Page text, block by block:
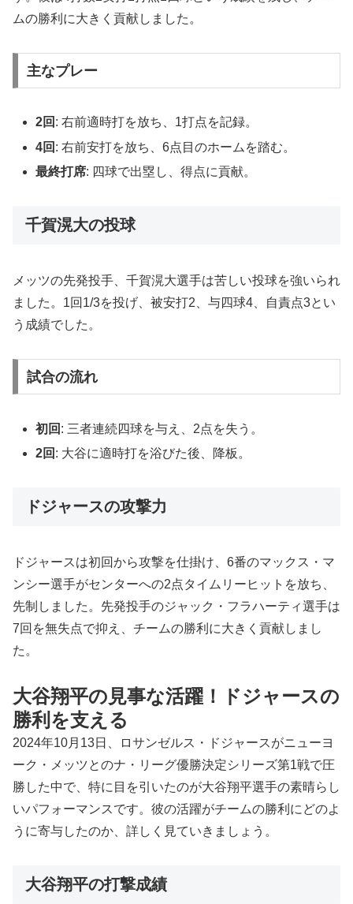
ムの勝利に大きく貢献しました。
主なプレー
2回 : 右前適時打を放ち、1打点を記録。
4回 : 右前安打を放ち、6点目のホームを踏む。
最終打席: 四球で出塁し、得点に貢献。
千賀滉大の投球
メッツの先発投手、千賀滉大選手は苦しい投球を強いられ
ました。1回1/3を投げ、被安打2、与四球4、自責点3とい
う成績でした。
試合の流れ
初回 : 三者連続四球を与え、2点を失う。
2回 : 大谷に適時打を浴びた後、降板。
ドジャースの攻撃力
ドジャースは初回から攻撃を仕掛け、6番のマックス・マ
ンシー選手がセンターへの2点タイムリーヒットを放ち、
先制しました。先発投手のジャック・フラハーティ選手は
7回を無失点で抑え、チームの勝利に大きく貢献しまし
た。
大谷翔平の見事な活躍！ドジャースの
勝利を支える
2024年10月13日、ロサンゼルス・ドジャースがニューヨ
ーク・メッツとのナ・リーグ優勝決定シリーズ第1戦で圧
勝した中で、特に目を引いたのが大谷翔平選手の素晴らし
いパフォーマンスです。彼の活躍がチームの勝利にどのよ
うに寄与したのか、詳しく見ていきましょう。
大谷翔平の打撃成績